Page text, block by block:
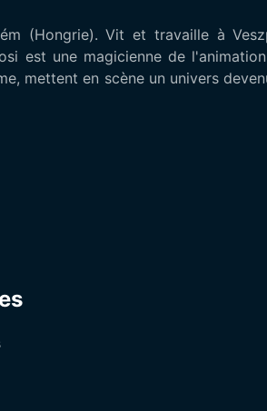
(Hongrie). Vit et travaille à
est une magicienne de
mettent en scène un univers